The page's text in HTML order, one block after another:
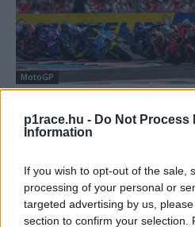
p1race.hu - Do Not Process
Information
If you wish to opt-out of the sale,
processing of your personal or
targeted advertising by us,
section to confirm your selection.
MotoGP
Íme a MotoGP
csak egy pályát előz